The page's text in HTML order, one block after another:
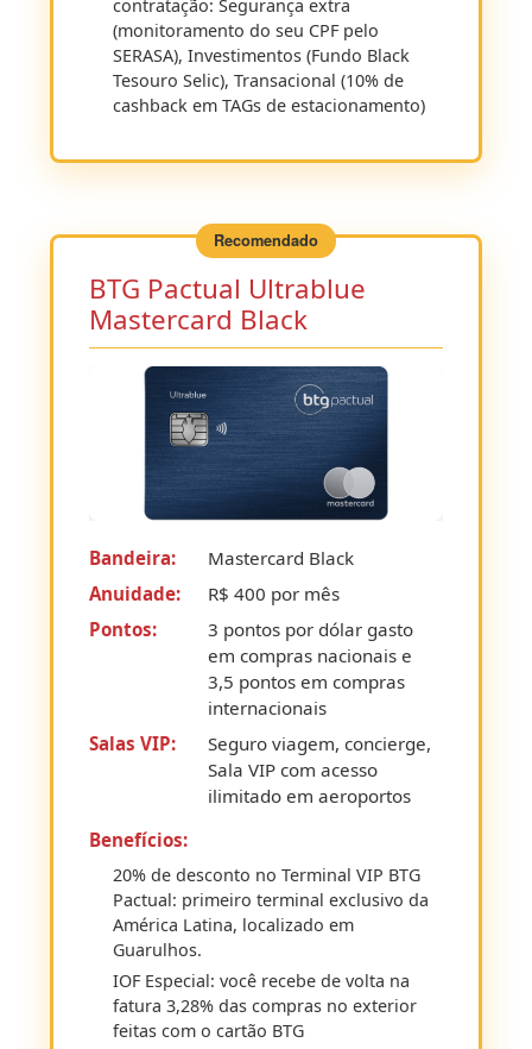
contratação: Segurança extra
(monitoramento do seu CPF pelo
SERASA), Investimentos (Fundo Black
Tesouro Selic), Transacional (10% de
cashback em TAGs de estacionamento)
BTG Pactual Ultrablue
Mastercard Black
Bandeira:
Mastercard Black
Anuidade:
R$ 400 por mês
Pontos:
3 pontos por dólar gasto
em compras nacionais e
3,5 pontos em compras
internacionais
Salas VIP:
Seguro viagem, concierge,
Sala VIP com acesso
ilimitado em aeroportos
Benefícios:
20% de desconto no Terminal VIP BTG
Pactual: primeiro terminal exclusivo da
América Latina, localizado em
Guarulhos.
IOF Especial: você recebe de volta na
fatura 3,28% das compras no exterior
feitas com o cartão BTG